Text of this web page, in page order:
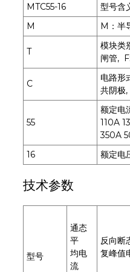
MTC55-16
型号含
M
M：半
T
模块
闸管,
C
电路
共阴
55
额定电
110A
350A
16
额定电
技术参数
型号
通态
平
均电
流
反向断
复峰值